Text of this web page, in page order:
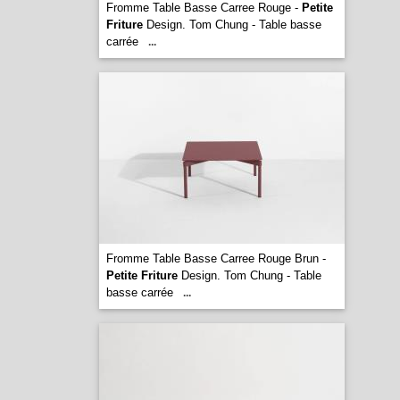
Fromme Table Basse Carree Rouge - Petite
FritureDesign. Tom Chung - Table basse
carrée
...
Fromme Table Basse Carree Rouge Brun -
Petite FritureDesign. Tom Chung - Table
basse carrée
...